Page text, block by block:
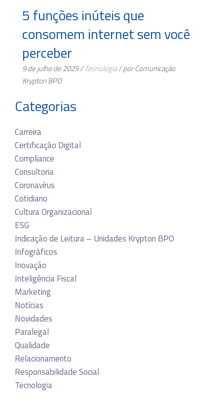
5 funções inúteis que
consomem internet sem você
perceber
9 de julho de 2025 /Tecnologia/ por Comunicação
Krypton BPO
Categorias
Carreira
Certificação Digital
Compliance
Consultoria
Coronavírus
Cotidiano
Cultura Organizacional
ESG
Indicação de Leitura – Unidades Krypton BPO
Infográficos
Inovação
Inteligência Fiscal
Marketing
Notícias
Novidades
Paralegal
Qualidade
Relacionamento
Responsabilidade Social
Tecnologia